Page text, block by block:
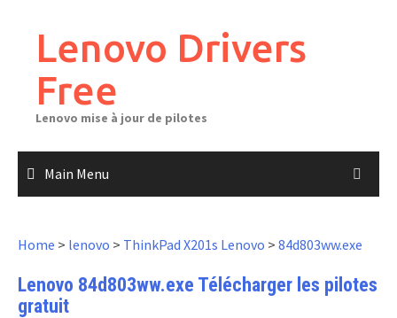
contentLenovo Drivers
Free
Lenovo mise à jour de pilotes
Main Menu
Home > lenovo > ThinkPad X201s Lenovo > 84d803ww.exe
Lenovo 84d803ww.exe Télécharger les pilotes
gratuit